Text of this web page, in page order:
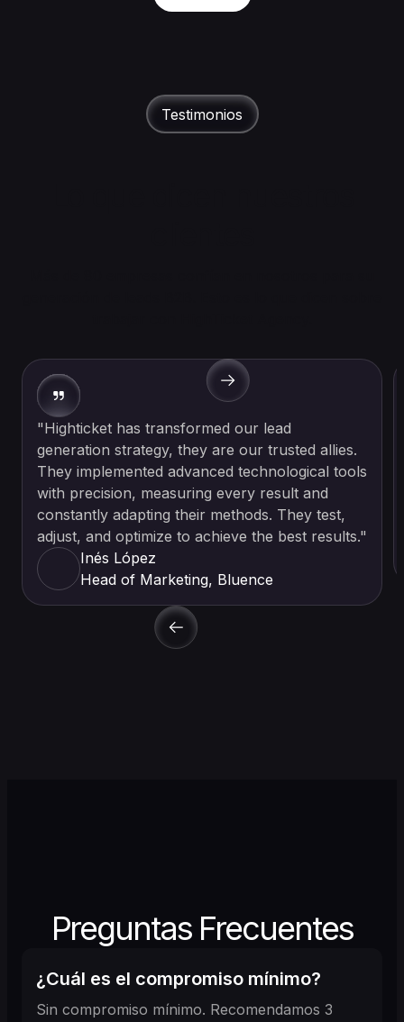
Testimonios
"Highticket has transformed our lead
generation strategy, they are our trusted allies.
They implemented advanced technological tools
with precision, measuring every result and
constantly adapting their methods. They test,
adjust, and optimize to achieve the best results."
Inés López
Head of Marketing, Bluence
Preguntas Frecuentes
¿Cuál es el compromiso mínimo?
Sin compromiso mínimo. Recomendamos 3